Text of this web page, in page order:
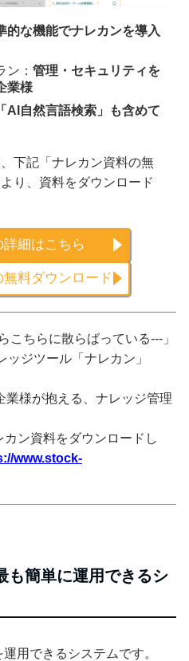
的な機能でナレカンを導入
ン： 管理・セキュリティを
業様
「AI自然言語検索」も含めて
下記「ナレカン資料の無
り、資料をダウンロード
細はこちら
料ダウンロード
こちらに散らばっている---」
ッジツール「ナレカン」
業様が抱える、ナレッジ管理
ン資料をダウンロードし
www.stock-
も簡単に運用できるシ
用できるシステムです。